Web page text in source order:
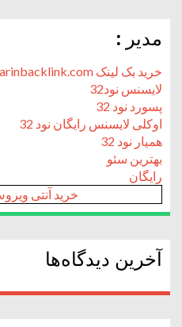
مدیر :
خرید بک لینک behtarinbacklink.com
لایسنس نود32
پسورد نود 32
اوکلی لایسنس رایگان نود 32
همیار نود 32
بهترین سئو
رایگان
خرید آنتی
آخرین دیدگاه‌ها